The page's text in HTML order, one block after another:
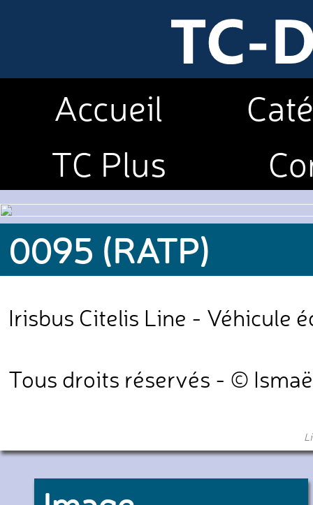
Accueil
TC Plus
0095 (RATP)
Irisbus Citelis Line - Véhicule
Tous droits réservés - ©